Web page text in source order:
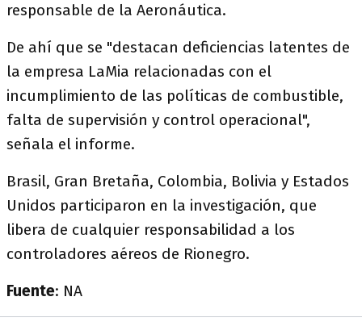
responsable de la Aeronáutica.
De ahí que se "destacan deficiencias latentes de
la empresa LaMia relacionadas con el
incumplimiento de las políticas de combustible,
falta de supervisión y control operacional",
señala el informe.
Brasil, Gran Bretaña, Colombia, Bolivia y Estados
Unidos participaron en la investigación, que
libera de cualquier responsabilidad a los
controladores aéreos de Rionegro.
Fuente: NA